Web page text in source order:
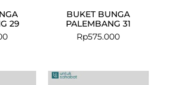
29
BUKET BUNGA
PALEMBANG 31
Rp575.000